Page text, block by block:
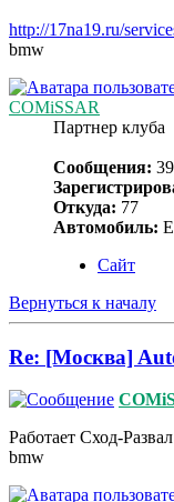
http://17na19.ru/
bmw
COMiSSAR
Партнер клуба
Сообщения:
Откуда: 77
Автомобиль:
Сайт
Вернуться к началу
Re: [Москва]
Работает Сход-Развал
bmw